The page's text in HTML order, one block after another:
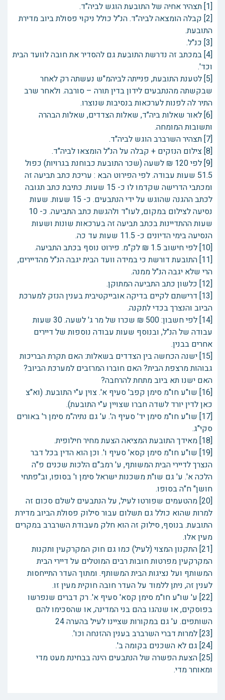
[1] תצהיר אחיה של התובעת הוגש לביה"ד.
[2] קבלה הומצאה לביה"ד. הנ"ל כולל ניקוי פסולת ביוב מדירת
התובעת.
[3] כנ"ל.
[4] במכתב זה נדרשת התובעת גם להסדיר את חובה לוועד הבית
וכד'.
[5] לטענת התובעת, פנייתה לביהמ"ש נעשתה רק לאחר
שבקשתה מהנתבעים לידון בדין תורה – סורבה. ולאחר שרב
התיר לה לפנות לערכאות בנסיבות שנוצרו.
[6] לאור שאלות ביה"ד, שאלות הצדדים, שאלות הבהרה
ותשובות המומחה.
[7] תצהיר השרברב הוגש לביה"ד.
[8] צילום הנזקים + קבלה על הנ"ל הומצאו לביה"ד.
[9] לפי 120 ₪ לשעה (שכר התובעת כבוחנת בגרויות) כפול
51.5 שעות עבודה. לפי הפירוט הבא : עריכת כתב תביעה זה
ומכתבי הדרישה שקדמו לו כ- 15 שעות. כתיבת כתב תגובה
לכתב ההגנה שהוגש על ידי הנתבעים. כ- 15 שעות. שעות
נסיעה לצילום במקום, לעו"ד ולהגשת כתב התביעה. כ- 10
שעות ההתדיינות בכתב תביעה זה בערכאות שונות ושעות
הנסיעה בימי הדיונים כ- 11.5 שעות עד כה.
[10] לפי חישוב 1.5 ₪ לק"מ. פירוט נוסף בכתב התביעה.
[11] התובעת דורשת כי במידה וועד הבית יגבה הנ"ל מהדיירים,
הרי שלא יגבה הנ"ל ממנה.
[12] כלשון כתב התביעה המתוקן.
[13] דרישתם לקיים בדיקה אובייקטיבית בענין הנזק למערכת
הביוב והנצרך בכדי לתקנה.
[14] לפי חשבון: 500 ₪ שכרו של מר ג' לשעה. 30 שעות
עבודה של הנ"ל, ובנוסף שעות עבודה נוספות של דיירים
אחרים בבנין.
[15] ישנה הכחשה בין הצדדים בשאלות: האם תקרת הבריכות
גבוהות מרצפת הבית? האם חוברו המרזבים למערכת הביוב?
האם ישנו תא ביוב מתחת להרחבה?
[16] שו"ע חו"מ סימן קפב' סעיף א'. צוין ע"י התובעת. (וא"צ
כאן לדין יורד לשדה חברו שצויין ע"י התובעת).
[17] שו"ע חו"מ סימן יד' סעיף ה'. ע' גם נתיה"מ סימן ר' באורים
סקי"ג.
[18] מאידך התובעת המציאה הצעת מחיר חילופית.
[19] שו"ע חו"מ סימן קסא' סעיף ו'. וכן הוא הדין בכל דבר
הנצרך לדיירי הבית המשותף, ע' רמב"ם הלכות שכנים פ"ה
הלכה א'. ע' גם שו"ת משכנות ישראל סימן ו' בסופו, וב"פתחי
חושן" ח"ה בסופו.
[20] מהטעמים שפורטו לעיל, על הנתבעים לשלם סכום זה
למרות שהוא כולל גם תשלום עבור סילוק פסולת הביוב מדירת
התובעת. בנוסף, סילוק זה הוא חלק מעבודת השרברב במקרים
מעין אלו.
[21] התקנון המצוי (לעיל) כמו גם חוק המקרקעין ותקנות
המקרקעין מפרטות חובות רבים המוטלים על דיירי הבית
המשותף ועל נציגות הבית המשותף. ומתוך העדר התייחסות
לענין זה, ניתן ללמוד על העדר חובה חוקית מעין זו.
[22] ע' שו"ע חו"מ סימן קסא' סעיף א'. רק דברים שנפרשו
בפוסקים, או שנהגו בהם בני המדינה, או שהסכימו להם
השותפים. ע' גם במקורות שציינו לעיל בהערה 24
[23] למרות דברי השרברב בענין ההזנחה וכו'.
[24] גם לא השכנים בקומה ב'.
[25] הצעת הפשרה של הנתבעים הינה בבחינת מעט מדי
ומאוחר מדי.